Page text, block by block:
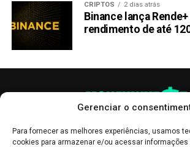
Gerenciar o
Para fornecer as melhores experiências, usamos
cookies para armazenar e/ou acessar informações
CRIPTOS 2 dias atrás
Binance lança
rendimento de até